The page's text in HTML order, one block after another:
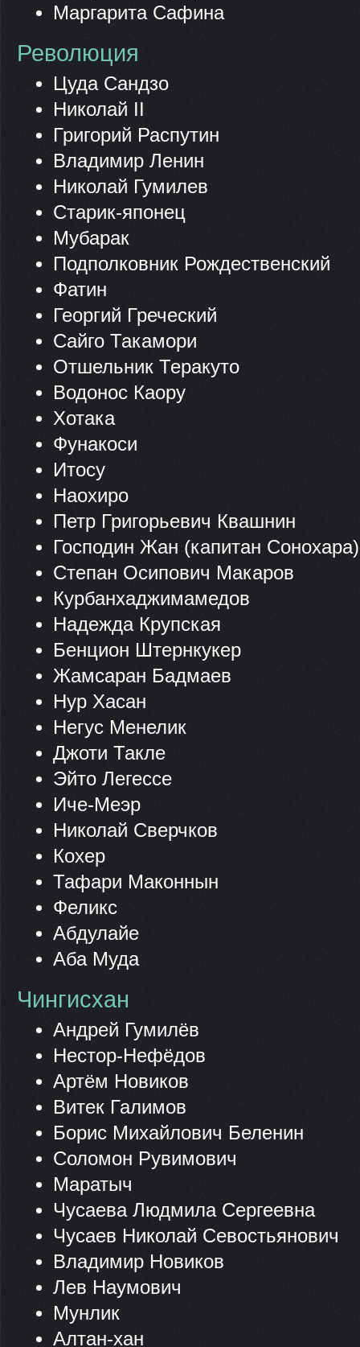
Маргарита Сафина
Революция
Цуда Сандзо
Николай II
Григорий Распутин
Владимир Ленин
Николай Гумилев
Старик-японец
Мубарак
Подполковник Рождественский
Фатин
Георгий Греческий
Сайго Такамори
Отшельник Теракуто
Водонос Каору
Хотака
Фунакоси
Итосу
Наохиро
Петр Григорьевич Квашнин
Господин Жан (капитан Сонохара)
Степан Осипович Макаров
Курбанхаджимамедов
Надежда Крупская
Бенцион Штернкукер
Жамсаран Бадмаев
Нур Хасан
Негус Менелик
Джоти Такле
Эйто Легессе
Иче-Меэр
Николай Сверчков
Кохер
Тафари Маконнын
Феликс
Абдулайе
Аба Муда
Чингисхан
Андрей Гумилёв
Нестор-Нефёдов
Артём Новиков
Витек Галимов
Борис Михайлович Беленин
Соломон Рувимович
Маратыч
Чусаева Людмила Сергеевна
Чусаев Николай Севостьянович
Владимир Новиков
Лев Наумович
Мунлик
Алтан-хан